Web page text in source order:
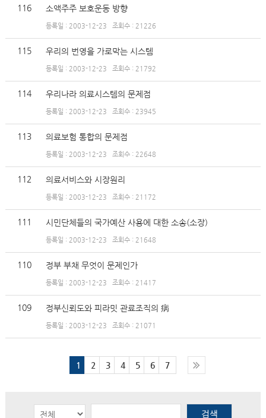
116 소액주주 보호운동 방향
등록일 : 2003-12-23 조회수 : 21226
115 우리의 번영을 가로막는 시스템
등록일 : 2003-12-23 조회수 : 21792
114 우리나라 의료시스템의 문제점
등록일 : 2003-12-23 조회수 : 23945
113 의료보험 통합의 문제점
등록일 : 2003-12-23 조회수 : 22648
112 의료서비스와 시장원리
등록일 : 2003-12-23 조회수 : 21172
111 시민단체들의 국가예산 사용에 대한 소송(소장)
등록일 : 2003-12-23 조회수 : 21648
110 정부 부채 무엇이 문제인가
등록일 : 2003-12-23 조회수 : 21417
109 정부신뢰도와 피라밋 관료조직의 病
등록일 : 2003-12-23 조회수 : 21071
1 2 3 4 5 6 7